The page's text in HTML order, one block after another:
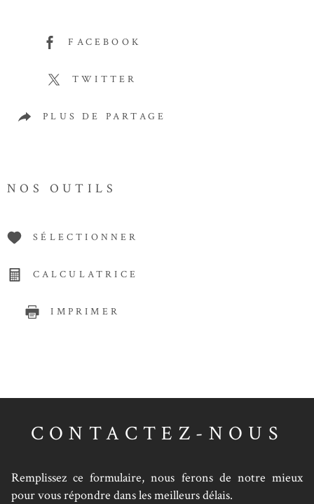
FACEBOOK
TWITTER
PLUS DE PARTAGE
NOS OUTILS
SÉLECTIONNER
CALCULATRICE
IMPRIMER
CONTACTEZ-NOUS
Remplissez ce formulaire, nous ferons de notre mieux
pour vous répondre dans les meilleurs délais.